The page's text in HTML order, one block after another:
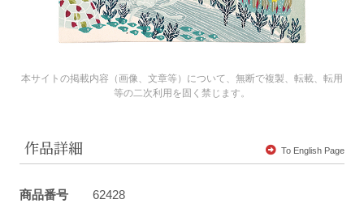
本サイトの掲載内容（画像、文章等）について、無断で複製、転載、転用
等の二次利用を固く禁じます。
作品詳細 To English Page
商品番号 62428